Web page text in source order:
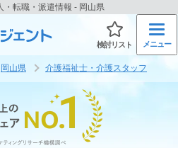
・転職・派遣情報 - 岡山県
検討リスト メニュー
岡山県 介護福祉士・介護スタッフ